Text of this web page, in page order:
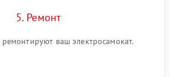
5. Ремонт
ваш электросамокат.